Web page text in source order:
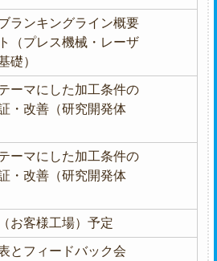
ランキングライン概要
（プレス機械・レーザ
礎）
ーマにした加工条件の
・改善（研究開発体
ーマにした加工条件の
・改善（研究開発体
お客様工場）予定
とフィードバック会